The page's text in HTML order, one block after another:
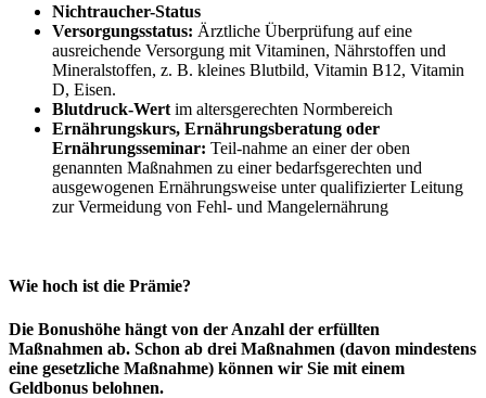
Nichtraucher-Status
Versorgungsstatus: Ärztliche Überprüfung auf eine
ausreichende Versorgung mit Vitaminen, Nährstoffen und
Mineralstoffen, z. B. kleines Blutbild, Vitamin B12, Vitamin
D, Eisen.
Blutdruck-Wert im altersgerechten Normbereich
Ernährungskurs, Ernährungsberatung oder
Ernährungsseminar: Teil-nahme an einer der oben
genannten Maßnahmen zu einer bedarfsgerechten und
ausgewogenen Ernährungsweise unter qualifizierter Leitung
zur Vermeidung von Fehl- und Mangelernährung
Wie hoch ist die Prämie?
Die Bonushöhe hängt von der Anzahl der erfüllten
Maßnahmen ab. Schon ab drei Maßnahmen (davon mindestens
eine gesetzliche Maßnahme) können wir Sie mit einem
Geldbonus belohnen.